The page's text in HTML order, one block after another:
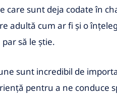
sunt deja codate în
adultă cum ar fi și o
să le știe.
sunt incredibil de
pentru a ne conduce